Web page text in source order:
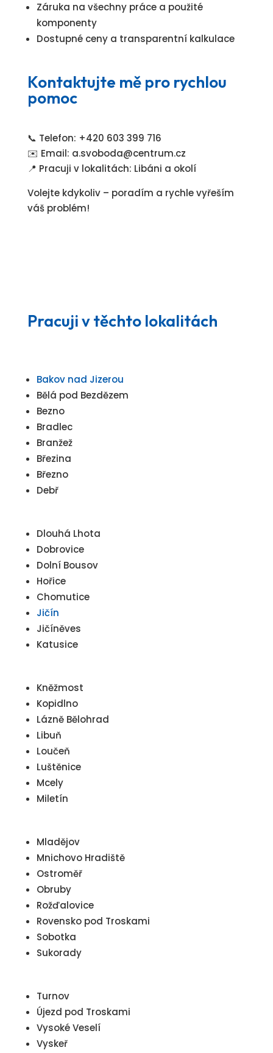
Záruka na všechny práce a použité
komponenty
Dostupné ceny a transparentní kalkulace
Kontaktujte mě pro rychlou
pomoc
📞 Telefon: +420 603 399 716
✉️ Email: a.svoboda@centrum.cz
📍 Pracuji v lokalitách: Libáni a okolí
Volejte kdykoliv – poradím a rychle vyřeším
váš problém!
Pracuji v těchto lokalitách
Bakov nad Jizerou
Bělá pod Bezdězem
Bezno
Bradlec
Branžež
Březina
Březno
Debř
Dlouhá Lhota
Dobrovice
Dolní Bousov
Hořice
Chomutice
Jičín
Jičíněves
Katusice
Kněžmost
Kopidlno
Lázně Bělohrad
Libuň
Loučeň
Luštěnice
Mcely
Miletín
Mladějov
Mnichovo Hradiště
Ostroměř
Obruby
Rožďalovice
Rovensko pod Troskami
Sobotka
Sukorady
Turnov
Újezd pod Troskami
Vysoké Veselí
Vyskeř